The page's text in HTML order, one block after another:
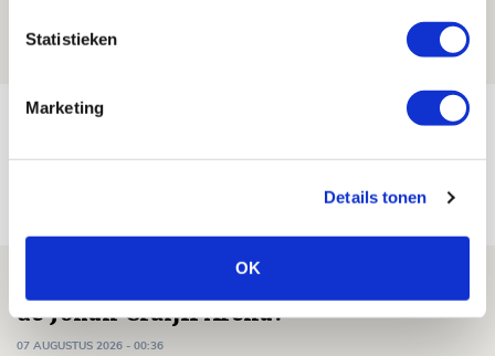
Statistieken
Marketing
Details tonen
OK
Míchel niet blij met resultaat en spel
na rust: ‘De focus nam af’
Is dit de laatste wallpaper van Godts in
de Johan Cruijff Arena?
07 AUGUSTUS 2026 - 00:36